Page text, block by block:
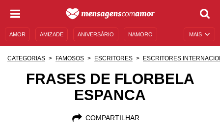
MAIS
AMOR AMIZADE ANIVERSÁRIO NAMORO
MENSAGENS DE ANIVERSÁRIO
CATEGORIAS FAMOSOS ESCRITORES ESCRITORES
FRASES DE FLORBELA
ESPANCA
COMPARTILHAR